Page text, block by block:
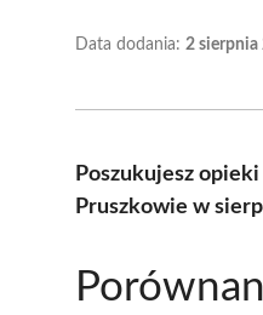
Data dodania: 2 sierpnia
Poszukujesz
Pruszkowie w